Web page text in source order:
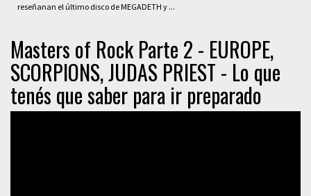
reseñanan el último disco de MEGADETH y ...
Masters of Rock Parte 2 - EUROPE,
SCORPIONS, JUDAS PRIEST - Lo que
tenés que saber para ir preparado